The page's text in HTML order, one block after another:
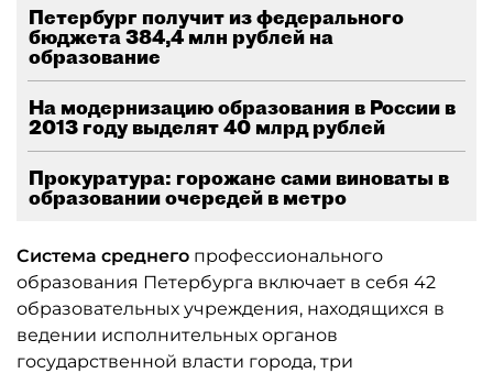
Петербург получит из федерального
бюджета 384,4 млн рублей на
образование
На модернизацию образования в России в
2013 году выделят 40 млрд рублей
Прокуратура: горожане сами виноваты в
образовании очередей в метро
Система среднего профессионального
образования Петербурга включает в себя 42
образовательных учреждения, находящихся в
ведении исполнительных органов
государственной власти города, три